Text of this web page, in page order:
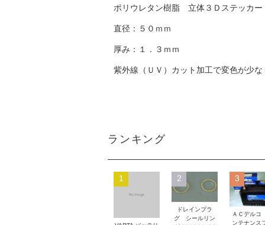
ポリウレタン樹脂 立体３Ｄステッカー
直径：５０ｍｍ
厚み：１．３ｍｍ
紫外線（ＵＶ）カット加工で変色が少
ランキング
1 2
ドレインプラ
グ シールリン
3
ＡＣデル
ンテナンス